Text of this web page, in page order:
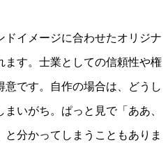
イメージに合わせたオリジナ
ます。士業としての信頼性や権
意です。自作の場合は、どうし
いがち。ぱっと見で「ああ、
分かってしまうこともありま